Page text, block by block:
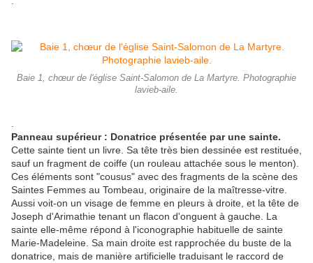
Baie 1, chœur de l'église Saint-Salomon de La Martyre. Photographie
lavieb-aile.
Panneau supérieur : Donatrice présentée par une sainte.
Cette sainte tient un livre. Sa tête très bien dessinée est restituée,
sauf un fragment de coiffe (un rouleau attachée sous le menton).
Ces éléments sont "cousus" avec des fragments de la scène des
Saintes Femmes au Tombeau, originaire de la maîtresse-vitre.
Aussi voit-on un visage de femme en pleurs à droite, et la tête de
Joseph d'Arimathie tenant un flacon d'onguent à gauche. La
sainte elle-même répond à l'iconographie habituelle de sainte
Marie-Madeleine. Sa main droite est rapprochée du buste de la
donatrice, mais de manière artificielle traduisant le raccord de